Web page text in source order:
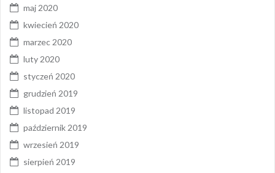
maj 2020
kwiecień 2020
marzec 2020
luty 2020
styczeń 2020
grudzień 2019
listopad 2019
październik 2019
wrzesień 2019
sierpień 2019